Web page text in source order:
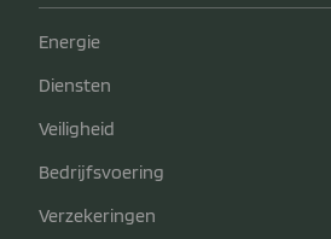
Energie
Diensten
Veiligheid
Bedrijfsvoering
Verzekeringen